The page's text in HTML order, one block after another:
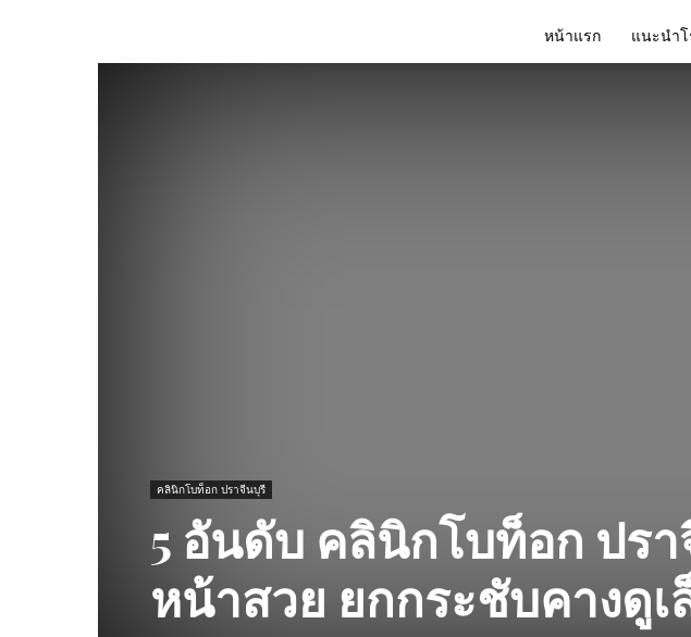
หน้าแรก แนะนำโ
คลินิกโบท็อก ปราจีนบุรี
5 อันดับ คลินิกโบท็อก ปรา
หน้าสวย ยกกระชับคางดูเ